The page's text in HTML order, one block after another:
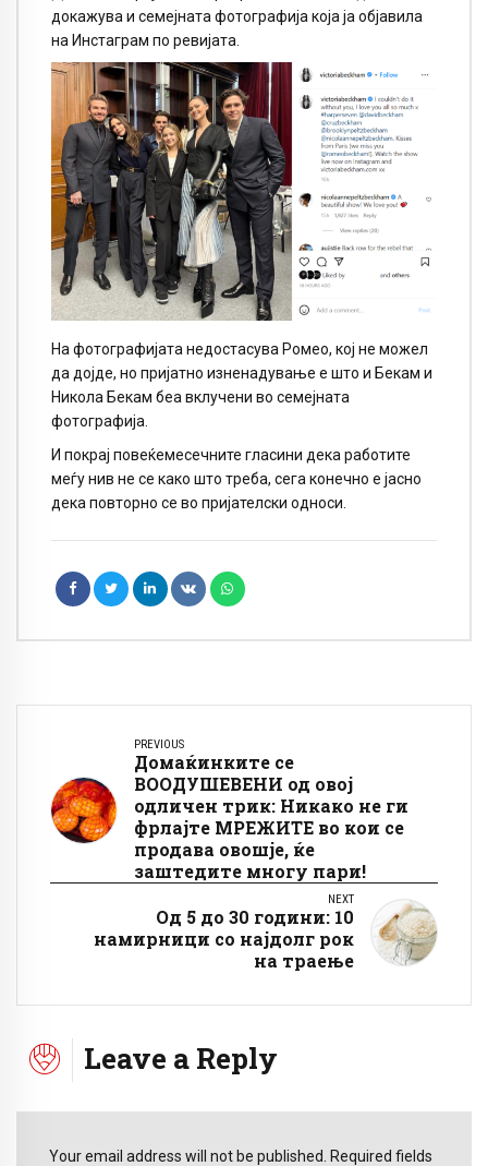
докажува и семејната фотографија која ја објавила
на Инстаграм по ревијата.
На фотографијата недостасува Ромео, кој не можел
да дојде, но пријатно изненадување е што и Бекам и
Никола Бекам беа вклучени во семејната
фотографија.
И покрај повеќемесечните гласини дека работите
меѓу нив не се како што треба, сега конечно е јасно
дека повторно се во пријателски односи.
PREVIOUS
Домаќинките се
ВООДУШЕВЕНИ од овој
одличен трик: Никако не ги
фрлајте МРЕЖИТЕ во кои се
продава овошје, ќе
заштедите многу пари!
NEXT
Од 5 до 30 години: 10
намирници со најдолг рок
на траење
Leave a Reply
Your email address will not be published. Required fields